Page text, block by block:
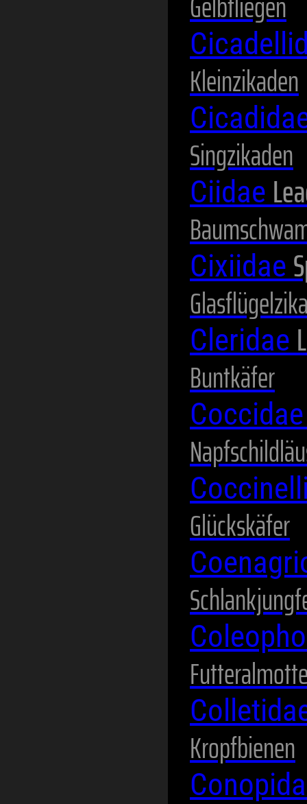
Kleinzikaden
Singzikaden
Ciidae
Cixiidae
Cleridae
Buntkäfer
Glückskäfer
Kropfbienen